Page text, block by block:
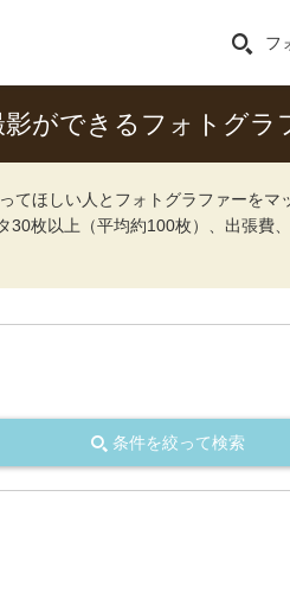
フ
ができるフォトグラ
てほしい人とフォトグラファーをマ
枚以上（平均約100枚）、出張費、
条件を絞って検索